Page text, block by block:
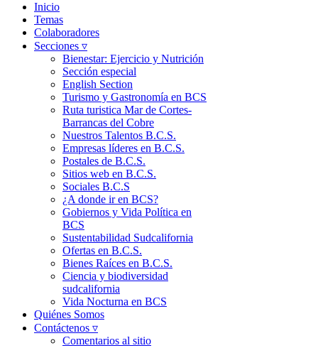
Inicio
Temas
Colaboradores
Secciones ▿
Bienestar: Ejercicio y Nutrición
Sección especial
English Section
Turismo y Gastronomía en BCS
Ruta turistica Mar de Cortes-
Barrancas del Cobre
Nuestros Talentos B.C.S.
Empresas líderes en B.C.S.
Postales de B.C.S.
Sitios web en B.C.S.
Sociales B.C.S
¿A donde ir en BCS?
Gobiernos y Vida Política en
BCS
Sustentabilidad Sudcalifornia
Ofertas en B.C.S.
Bienes Raíces en B.C.S.
Ciencia y biodiversidad
sudcalifornia
Vida Nocturna en BCS
Quiénes Somos
Contáctenos ▿
Comentarios al sitio